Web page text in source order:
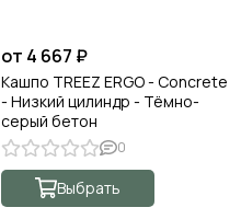
от 4 667 ₽
Кашпо TREEZ ERGO - Concrete
- Низкий цилиндр - Тёмно-
серый бетон
0
Выбрать